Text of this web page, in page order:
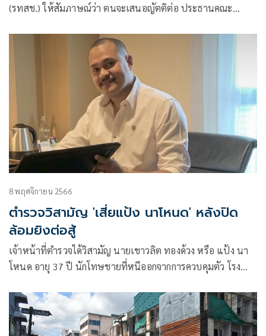
(รทสช.) ให้สัมภาษณ์ว่า ตนจะเสนอญัตติต่อ ประธานคณะ
แทนราษฎร เพื่อให้ศึกษากรณี นายเชาวลิต ทองด้วง หรือ เสี่ย
แป้ง นาโหนด ซึ่งเป็นนักโทษชื่อดัง
8 พฤศจิกายน 2566
ตำรวจวิสามัญ 'เสี่ยแป้ง นาโหนด' หลังปิด
ล้อมยิงต่อสู้
เจ้าหน้าที่ตำรวจได้วิสามัญ นายเชาวลิต ทองด้วง หรือ แป้ง นา
โหนด อายุ 37 ปี นักโทษชายที่หนีออกจากการควบคุมตัว โรง